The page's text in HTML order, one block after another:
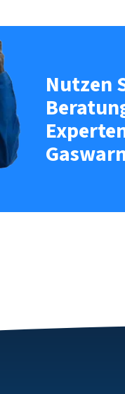
Nutzen